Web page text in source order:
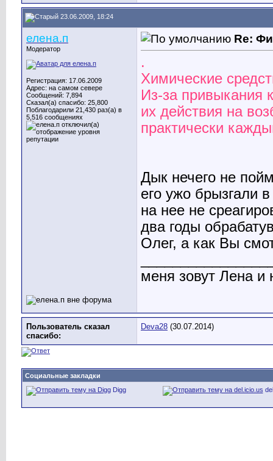
23.06.2009, 18:24
елена.п
Модератор
Регистрация: 17.06.2009
Адрес: на самом севере
Сообщений: 7,894
Сказал(а) спасибо: 25,800
Поблагодарили 21,430 раз(а) в
5,516 сообщениях
Re:
.
Химические
Из-за привыкания
их действия на
практически
Дык нечего не
его ужо брызгали
на нее не
два годы
Олег, а как Вы
меня зовут Лена и
Пользователь сказал
cпасибо:
Deva28 (30.07.2014)
Социальные закладки
Digg